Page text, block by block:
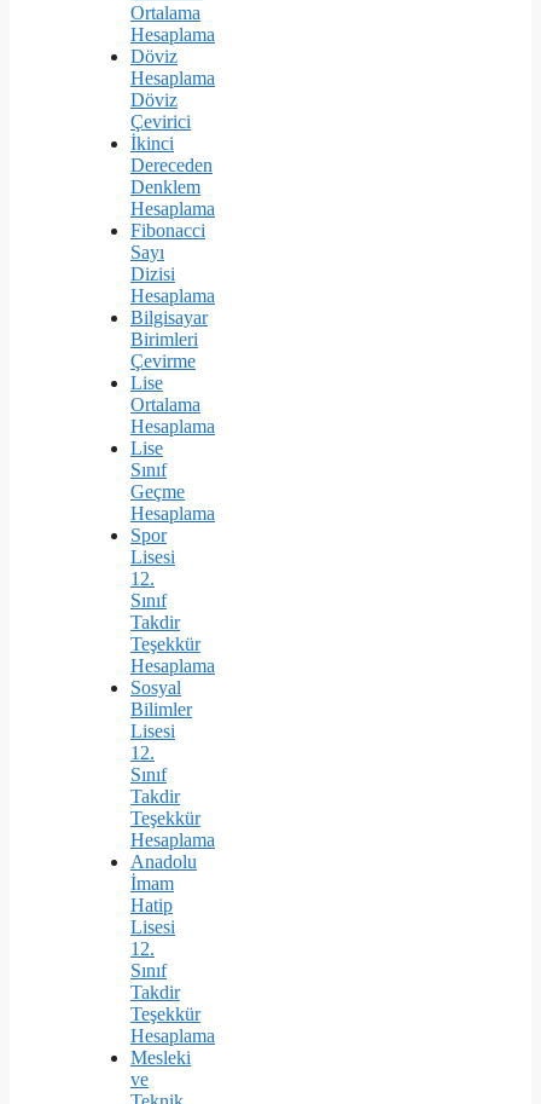
Ortalama
Hesaplama
Döviz
Hesaplama
Döviz
Çevirici
İkinci
Dereceden
Denklem
Hesaplama
Fibonacci
Sayı
Dizisi
Hesaplama
Bilgisayar
Birimleri
Çevirme
Lise
Ortalama
Hesaplama
Lise
Sınıf
Geçme
Hesaplama
Spor
Lisesi
12.
Sınıf
Takdir
Teşekkür
Hesaplama
Sosyal
Bilimler
Lisesi
12.
Sınıf
Takdir
Teşekkür
Hesaplama
Anadolu
İmam
Hatip
Lisesi
12.
Sınıf
Takdir
Teşekkür
Hesaplama
Mesleki
ve